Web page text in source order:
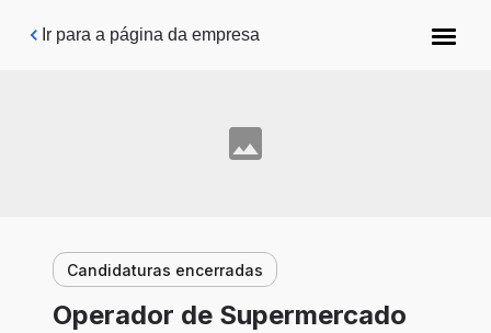
Pular para o conteúdo principal
Ir para a página da empresa
Candidaturas encerradas
Operador de Supermercado